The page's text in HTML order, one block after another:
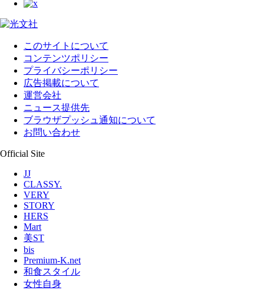
このサイトについて
コンテンツポリシー
プライバシーポリシー
広告掲載について
運営会社
ニュース提供先
ブラウザプッシュ通知について
お問い合わせ
Official Site
JJ
CLASSY.
VERY
STORY
HERS
Mart
美ST
bis
Premium-K.net
和食スタイル
女性自身